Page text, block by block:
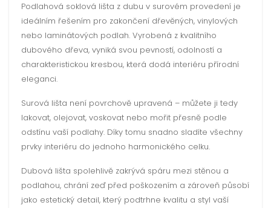
Podlahová soklová lišta z dubu v surovém provedení je
ideálním řešením pro zakončení dřevěných, vinylových
nebo laminátových podlah. Vyrobená z kvalitního
dubového dřeva, vyniká svou pevností, odolností a
charakteristickou kresbou, která dodá interiéru přírodní
eleganci.
Surová lišta není povrchově upravená – můžete ji tedy
lakovat, olejovat, voskovat nebo mořit přesně podle
odstínu vaší podlahy. Díky tomu snadno sladíte všechny
prvky interiéru do jednoho harmonického celku.
Dubová lišta spolehlivě zakrývá spáru mezi stěnou a
podlahou, chrání zeď před poškozením a zároveň působí
jako estetický detail, který podtrhne kvalitu a styl vaší